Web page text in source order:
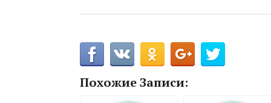
Похожие Записи: